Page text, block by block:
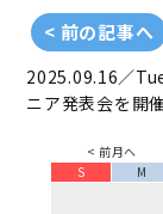
< 前の記事へ
2025.09.16／
ニア発表会を開
< 前月へ
S M